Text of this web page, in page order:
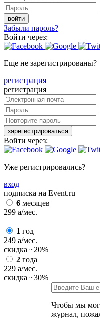
войти
Забыли пароль?
Войти через:
Еще не зарегистрированы?
регистрация
регистрация
зарегистрироваться
Войти через:
Уже регистрировались?
вход
подписка на Event.ru
6 месяцев
299 a/мес.
1 год
249 a/мес.
скидка ~20%
2 года
229 a/мес.
скидка ~30%
Чтобы мы
журнал,